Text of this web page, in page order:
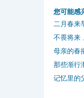
您可能感
二月春来
不畏将来
母亲的春
那些渐行
记忆里的